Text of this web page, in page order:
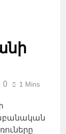
0 1 Mins